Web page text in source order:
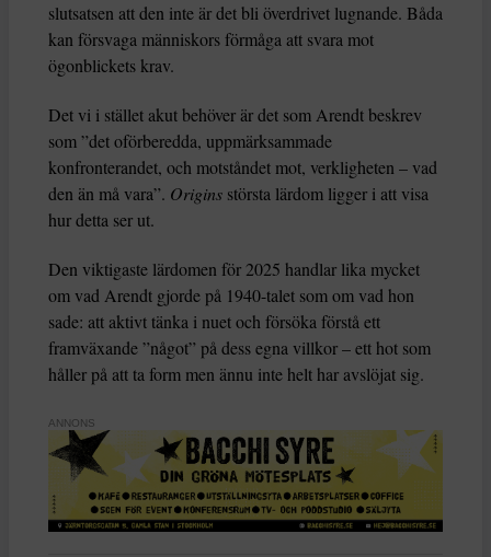
slutsatsen att den inte är det bli överdrivet lugnande. Båda
kan försvaga människors förmåga att svara mot
ögonblickets krav.
Det vi i stället akut behöver är det som Arendt beskrev
som ”det oförberedda, uppmärksammade
konfronterandet, och motståndet mot, verkligheten – vad
den än må vara”. Origins största lärdom ligger i att visa
hur detta ser ut.
Den viktigaste lärdomen för 2025 handlar lika mycket
om vad Arendt gjorde på 1940-talet som om vad hon
sade: att aktivt tänka i nuet och försöka förstå ett
framväxande ”något” på dess egna villkor – ett hot som
håller på att ta form men ännu inte helt har avslöjat sig.
ANNONS